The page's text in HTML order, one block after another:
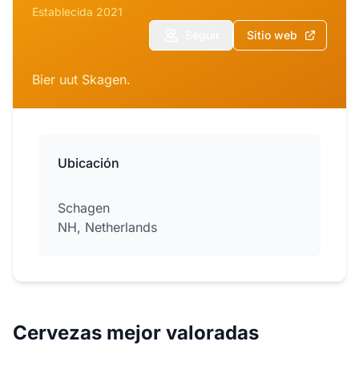
Establecida 2021
Sitio web
Bier uut Skagen.
Ubicación
Schagen
NH, Netherlands
Cervezas mejor valoradas